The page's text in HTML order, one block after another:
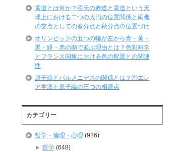
黄道とは何か？④天の赤道と黄道という天
球上における二つの大円の位置関係と両者
の交点としての春分点と秋分点の位置づけ
オリンピックの五つの輪が左から青・黄・
黒・緑・赤の順で並ぶ理由とは？色彩科学
とフランス国旗における色の配置との関連
性
原子論とパルメニデスの関係とは？①エレ
ア学派と原子論の三つの相違点
カテゴリー
哲学・倫理・心理 (926)
哲学(648)